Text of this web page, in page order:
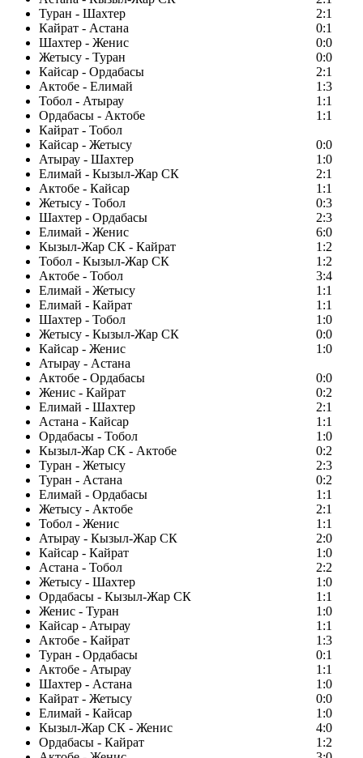
Туран - Шахтер
2:1
Кайрат - Астана
0:1
Шахтер - Женис
0:0
Жетысу - Туран
0:0
Кайсар - Ордабасы
2:1
Актобе - Елимай
1:3
Тобол - Атырау
1:1
Ордабасы - Актобе
1:1
Кайрат - Тобол
Кайсар - Жетысу
0:0
Атырау - Шахтер
1:0
Елимай - Кызыл-Жар СК
2:1
Актобе - Кайсар
1:1
Жетысу - Тобол
0:3
Шахтер - Ордабасы
2:3
Елимай - Женис
6:0
Кызыл-Жар СК - Кайрат
1:2
Тобол - Кызыл-Жар СК
1:2
Актобе - Тобол
3:4
Елимай - Жетысу
1:1
Елимай - Кайрат
1:1
Шахтер - Тобол
1:0
Жетысу - Кызыл-Жар СК
0:0
Кайсар - Женис
1:0
Атырау - Астана
Актобе - Ордабасы
0:0
Женис - Кайрат
0:2
Елимай - Шахтер
2:1
Астана - Кайсар
1:1
Ордабасы - Тобол
1:0
Кызыл-Жар СК - Актобе
0:2
Туран - Жетысу
2:3
Туран - Астана
0:2
Елимай - Ордабасы
1:1
Жетысу - Актобе
2:1
Тобол - Женис
1:1
Атырау - Кызыл-Жар СК
2:0
Кайсар - Кайрат
1:0
Астана - Тобол
2:2
Жетысу - Шахтер
1:0
Ордабасы - Кызыл-Жар СК
1:1
Женис - Туран
1:0
Кайсар - Атырау
1:1
Актобе - Кайрат
1:3
Туран - Ордабасы
0:1
Актобе - Атырау
1:1
Шахтер - Астана
1:0
Кайрат - Жетысу
0:0
Елимай - Кайсар
1:0
Кызыл-Жар СК - Женис
4:0
Ордабасы - Кайрат
1:2